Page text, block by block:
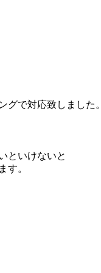
で対応致しました。
といけないと
す。